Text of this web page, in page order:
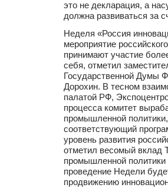
это не декларация, а
должна развиваться за
Неделя «Россия
мероприятие
принимают участие
себя, отметил
Государственной Думы
Дорохин. В тесном
палатой РФ,
процесса комитет
промышленной
соответствующий
уровень развития
отметил весомый вклад
промышленной
проведение Недели
продвижению